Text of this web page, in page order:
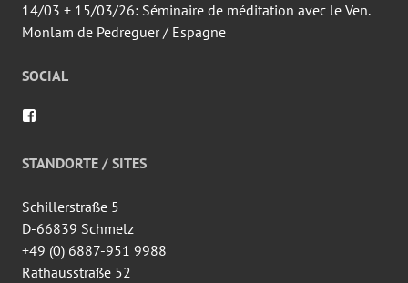
14/03 + 15/03/26: Séminaire de méditation avec le Ven.
Monlam de Pedreguer / Espagne
SOCIAL
de
wingtsun.arlon
Facebook
STANDORTE / SITES
Schillerstraße 5
D-66839 Schmelz
+49 (0) 6887-951 9988
Rathausstraße 52